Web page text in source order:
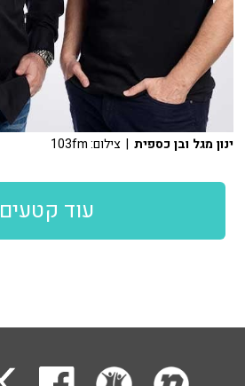
ינון מגל ובן כספית | צילום: 103fm
עוד קטעים